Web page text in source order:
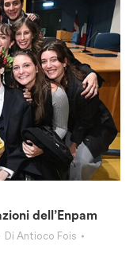
dell’Enpam
Di Antioco Fois